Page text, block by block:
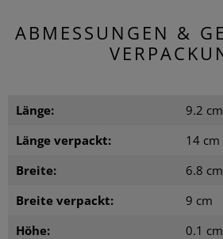
ABMESSUNGEN &
Länge:
9.2 cm
Länge verpackt:
14 cm
Breite:
6.8 cm
Breite verpackt:
9 cm
Höhe:
0.1 cm